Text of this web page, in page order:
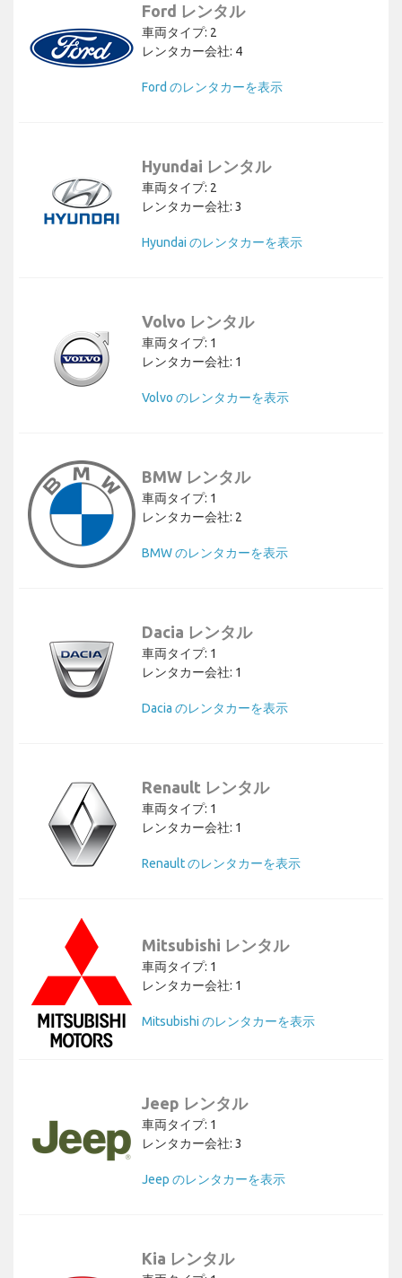
Ford レンタル
車両タイプ: 2
レンタカー会社: 4
Ford のレンタカーを表示
Hyundai レンタル
車両タイプ: 2
レンタカー会社: 3
Hyundai のレンタカーを表示
Volvo レンタル
車両タイプ: 1
レンタカー会社: 1
Volvo のレンタカーを表示
BMW レンタル
車両タイプ: 1
レンタカー会社: 2
BMW のレンタカーを表示
Dacia レンタル
車両タイプ: 1
レンタカー会社: 1
Dacia のレンタカーを表示
Renault レンタル
車両タイプ: 1
レンタカー会社: 1
Renault のレンタカーを表示
Mitsubishi レンタル
車両タイプ: 1
レンタカー会社: 1
Mitsubishi のレンタカーを表示
Jeep レンタル
車両タイプ: 1
レンタカー会社: 3
Jeep のレンタカーを表示
Kia レンタル